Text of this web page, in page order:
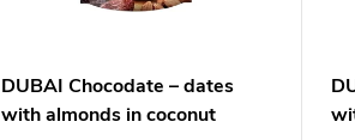
DUBAI Chocodate – dates
with almonds in coconut